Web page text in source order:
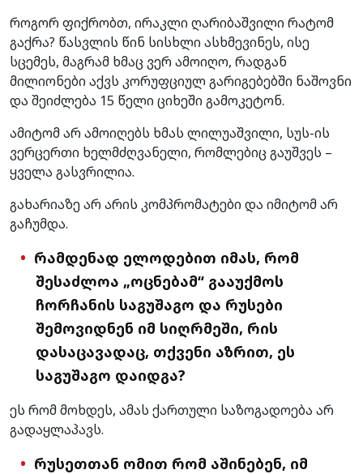
როგორ ფიქრობთ, ირაკლი ღარიბაშვილი რატომ
გაქრა? წასვლის წინ სისხლი ასხმევინეს, ისე
სცემეს, მაგრამ ხმაც ვერ ამოიღო, რადგან
მილიონები აქვს კორუფციულ გარიგებებში ნაშოვნი
და შეიძლება 15 წელი ციხეში გამოკეტონ.
ამიტომ არ ამოიღებს ხმას ლილუაშვილი, სუს-ის
ვერცერთი ხელმძღვანელი, რომლებიც გაუშვეს –
ყველა გასვრილია.
გახარიაზე არ არის კომპრომატები და იმიტომ არ
გაჩუმდა.
რამდენად ელოდებით იმას, რომ
შესაძლოა „ოცნებამ“ გააუქმოს
ჩორჩანის საგუშაგო და რუსები
შემოვიდნენ იმ სიღრმეში, რის
დასაცავადაც, თქვენი აზრით, ეს
საგუშაგო დაიდგა?
ეს რომ მოხდეს, ამას ქართული საზოგადოება არ
გადაყლაპავს.
რუსეთთან ომით რომ აშინებენ, იმ